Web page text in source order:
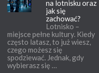
na lotnisku oraz
jak się
zachować?
Lotnisko –
miejsce pełne kultury. Kiedy
często latasz, to już wiesz,
czego możesz się
spodziewać. Jednak, gdy
wybierasz się …